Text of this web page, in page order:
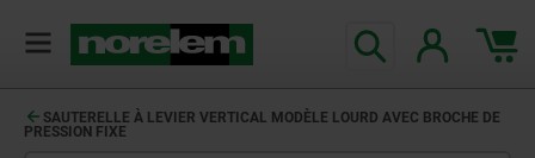
SAUTERELLE À LEVIER VERTICAL MODÈLE LOURD AVEC BROCHE DE
PRESSION FIXE